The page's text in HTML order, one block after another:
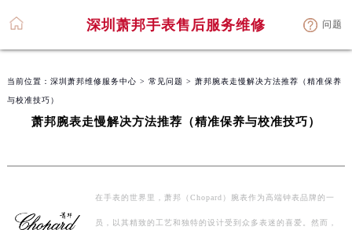
深圳萧邦手表售后服务维修 问题
当前位置： 深圳萧邦维修服务中心 > 常见问题 > 萧邦腕表走慢解决方法推荐（精准保养
与校准技巧）
萧邦腕表走慢解决方法推荐（精准保养与校准技巧）
在手表的世界里，萧邦（Chopard）腕表作为高端钟表品牌的一
员，以其精致的工艺和独特的设计受到众多表迷的喜爱。然而，